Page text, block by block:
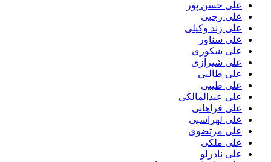
علی حسن پور
علی رجبی
علی زند وکیلی
علی سناور
علی شکوری
علی شیرازی
علی طالبی
علی طیبی
علی عبدالمالکی
علی فراهانی
علی لهراسبی
علی مرتضوی
علی ملکی
علی نادرلو